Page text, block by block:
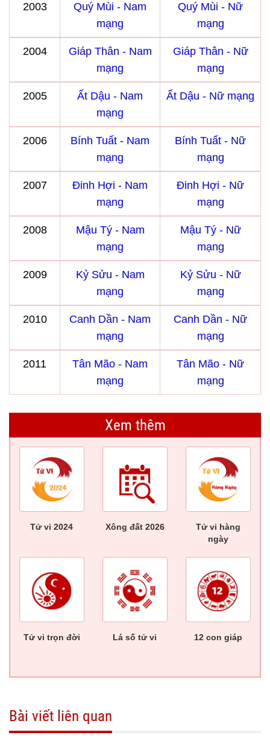
2003
Quý Mùi - Nam
mạng
Quý Mùi - Nữ
mạng
2004
Giáp Thân - Nam
mạng
Giáp Thân - Nữ
mạng
2005
Ất Dậu - Nam
mạng
Ất Dậu - Nữ mạng
2006
Bính Tuất - Nam
mạng
Bính Tuất - Nữ
mạng
2007
Đinh Hợi - Nam
mạng
Đinh Hợi - Nữ
mạng
2008
Mậu Tý - Nam
mạng
Mậu Tý - Nữ
mạng
2009
Kỷ Sửu - Nam
mạng
Kỷ Sửu - Nữ
mạng
2010
Canh Dần - Nam
mạng
Canh Dần - Nữ
mạng
2011
Tân Mão - Nam
mạng
Tân Mão - Nữ
mạng
Xem thêm
Tử vi 2024 Xông đất 2026
Tử vi hàng
ngày
Tử vi trọn đời Lá số tử vi 12 con giáp
Bài viết liên quan